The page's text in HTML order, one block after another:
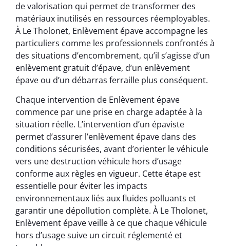
de valorisation qui permet de transformer des
matériaux inutilisés en ressources réemployables.
À Le Tholonet, Enlèvement épave accompagne les
particuliers comme les professionnels confrontés à
des situations d’encombrement, qu’il s’agisse d’un
enlèvement gratuit d’épave, d’un enlèvement
épave ou d’un débarras ferraille plus conséquent.
Chaque intervention de Enlèvement épave
commence par une prise en charge adaptée à la
situation réelle. L’intervention d’un épaviste
permet d’assurer l’enlèvement épave dans des
conditions sécurisées, avant d’orienter le véhicule
vers une destruction véhicule hors d’usage
conforme aux règles en vigueur. Cette étape est
essentielle pour éviter les impacts
environnementaux liés aux fluides polluants et
garantir une dépollution complète. À Le Tholonet,
Enlèvement épave veille à ce que chaque véhicule
hors d’usage suive un circuit réglementé et